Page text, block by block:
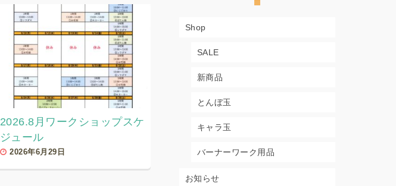
2026.8月ワークショップスケ
ジュール
2026年6月29日
2026.7月8月教室スケジュー
2026年6月29日
Shop
SALE
新商品
とんぼ玉
キャラ玉
バーナーワーク用品
お知らせ